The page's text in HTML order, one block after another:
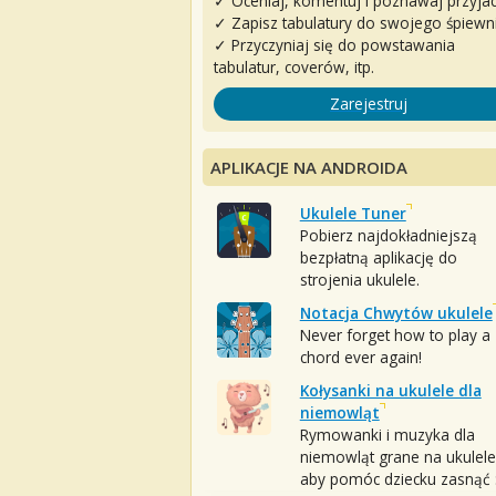
✓ Zapisz tabulatury do swojego
✓ Przyczyniaj się do powstawania
tabulatur, coverów, itp.
Zarejestruj
APLIKACJE NA ANDROIDA
Ukulele Tuner
Pobierz najdokładniejszą
bezpłatną aplikację do
strojenia ukulele.
Notacja Chwytów ukulele
Never forget how to play a
chord ever again!
Kołysanki na ukulele dla
niemowląt
Rymowanki i muzyka dla
niemowląt grane na
aby pomóc dziecku zasnąć